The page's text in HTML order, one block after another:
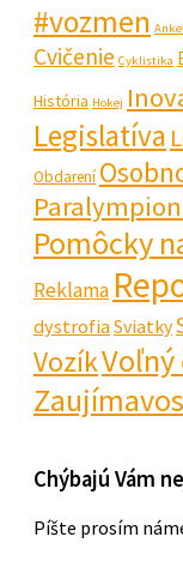
#vozmen
Cvičenie Cyklistika
História Hokej
Legislatíva
Obdarení
Pomôcky
Reklama
dystrofiaSviatky
VozíkVoľný
Chýbajú Vám
Píšte prosím